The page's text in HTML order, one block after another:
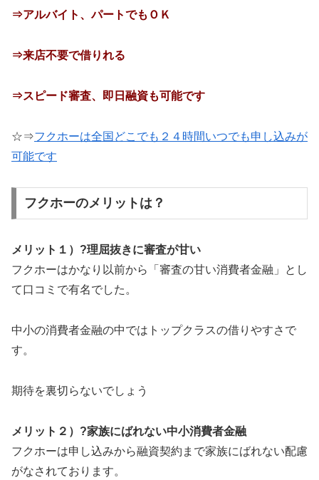
⇒アルバイト、パートでもＯＫ
⇒来店不要で借りれる
⇒スピード審査、即日融資も可能です
☆⇒フクホーは全国どこでも２４時間いつでも申し込みが
可能です
フクホーのメリットは？
メリット１）?理屈抜きに審査が甘い
フクホーはかなり以前から「審査の甘い消費者金融」とし
て口コミで有名でした。
中小の消費者金融の中ではトップクラスの借りやすさで
す。
期待を裏切らないでしょう
メリット２）?家族にばれない中小消費者金融
フクホーは申し込みから融資契約まで家族にばれない配慮
がなされております。